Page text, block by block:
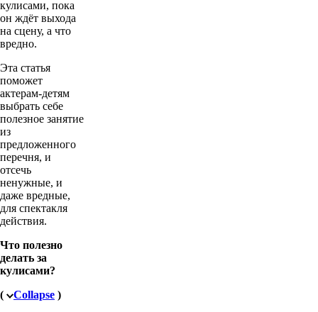
кулисами, пока
он ждёт выхода
на сцену, а что
вредно.
Эта статья
поможет
актерам-детям
выбрать себе
полезное занятие
из
предложенного
перечня, и
отсечь
ненужные, и
даже вредные,
для спектакля
действия.
Что полезно
делать за
кулисами?
(
Collapse )